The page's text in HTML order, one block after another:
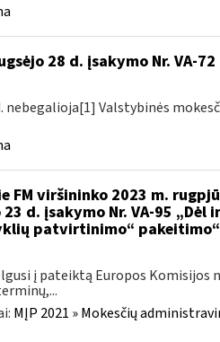
28 d. įsakymo Nr. VA-72
nebegalioja[1] Valstybinės
viršininko 2023 m.
d. įsakymo Nr. VA-95
patvirtinimo“ pakeitimo“
į pateiktą Europos Komisijos
MĮP 2021 » Mokesčių